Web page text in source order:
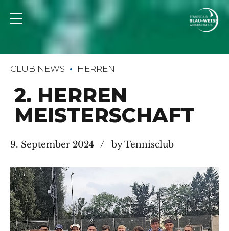
CLUB NEWS HERREN
2. HERREN
MEISTERSCHAFT
9. September 2024 by Tennisclub